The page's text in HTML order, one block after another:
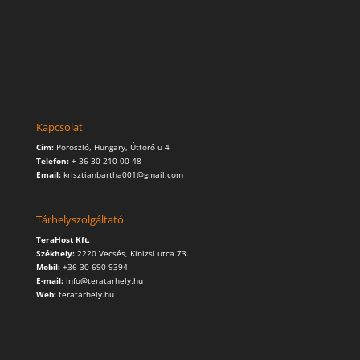
Kapcsolat
Cím: Poroszló, Hungary, Úttörő u 4
Telefon:+ 36 30 210 00 48
Email:krisztianbartha001@gmail.com
Tárhelyszolgáltató
TeraHost Kft.
Székhely: 2220 Vecsés, Kinizsi utca 73.
Mobil: +36 30 690 9394
E-mail: info@teratarhely.hu
Web: teratarhely.hu